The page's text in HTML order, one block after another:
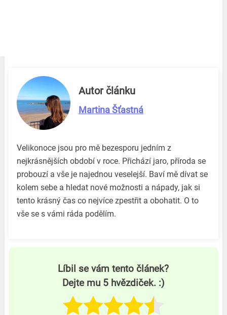
Autor článku
Martina Šťastná
Velikonoce jsou pro mě bezesporu jedním z
nejkrásnějších období v roce. Přichází jaro, příroda se
probouzí a vše je najednou veselejší. Baví mě dívat se
kolem sebe a hledat nové možnosti a nápady, jak si
tento krásný čas co nejvíce zpestřit a obohatit. O to
vše se s vámi ráda podělím.
Líbil se vám tento článek?
Dejte mu 5 hvězdiček. :)